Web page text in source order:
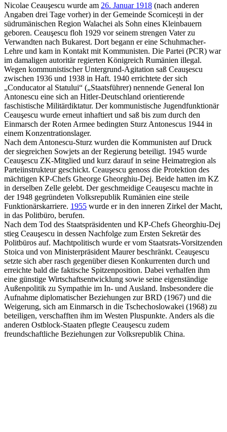
Nicolae Ceauşescu wurde am 26. Januar 1918 (nach anderen
Angaben drei Tage vorher) in der Gemeinde Scornicești in der
südrumänischen Region Walachei als Sohn eines Kleinbauern
geboren. Ceauşescu floh 1929 vor seinem strengen Vater zu
Verwandten nach Bukarest. Dort begann er eine Schuhmacher-
Lehre und kam in Kontakt mit Kommunisten. Die Partei (PCR) war
im damaligen autoritär regierten Königreich Rumänien illegal.
Wegen kommunistischer Untergrund-Agitation saß Ceauşescu
zwischen 1936 und 1938 in Haft. 1940 errichtete der sich
„Conducator al Statului“ („Staatsführer) nennende General Ion
Antonescu eine sich an Hitler-Deutschland orientierende
faschistische Militärdiktatur. Der kommunistische Jugendfunktionär
Ceauşescu wurde erneut inhaftiert und saß bis zum durch den
Einmarsch der Roten Armee bedingten Sturz Antonescus 1944 in
einem Konzentrationslager.
Nach dem Antonescu-Sturz wurden die Kommunisten auf Druck
der siegreichen Sowjets an der Regierung beteiligt. 1945 wurde
Ceauşescu ZK-Mitglied und kurz darauf in seine Heimatregion als
Parteiinstrukteur geschickt. Ceauşescu genoss die Protektion des
mächtigen KP-Chefs Gheorge Gheorghiu-Dej. Beide hatten im KZ
in derselben Zelle gelebt. Der geschmeidige Ceauşescu machte in
der 1948 gegründeten Volksrepublik Rumänien eine steile
Funktionärskarriere. 1955 wurde er in den inneren Zirkel der Macht,
in das Politbüro, berufen.
Nach dem Tod des Staatspräsidenten und KP-Chefs Gheorghiu-Dej
stieg Ceauşescu in dessen Nachfolge zum Ersten Sekretär des
Politbüros auf. Machtpolitisch wurde er vom Staatsrats-Vorsitzenden
Stoica und von Ministerpräsident Maurer beschränkt. Ceauşescu
setzte sich aber rasch gegenüber diesen Konkurrenten durch und
erreichte bald die faktische Spitzenposition. Dabei verhalfen ihm
eine günstige Wirtschaftsentwicklung sowie seine eigenständige
Außenpolitik zu Sympathie im In- und Ausland. Insbesondere die
Aufnahme diplomatischer Beziehungen zur BRD (1967) und die
Weigerung, sich am Einmarsch in die Tschechoslowakei (1968) zu
beteiligen, verschafften ihm im Westen Pluspunkte. Anders als die
anderen Ostblock-Staaten pflegte Ceauşescu zudem
freundschaftliche Beziehungen zur Volksrepublik China.